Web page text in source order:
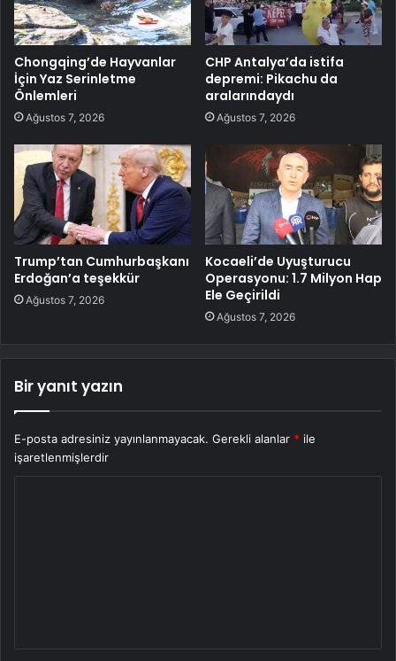
Chongqing’de Hayvanlar
İçin Yaz Serinletme
Önlemleri
Ağustos 7, 2026
CHP Antalya’da istifa
depremi: Pikachu da
aralarındaydı
Ağustos 7, 2026
Trump’tan Cumhurbaşkanı
Erdoğan’a teşekkür
Ağustos 7, 2026
Kocaeli’de Uyuşturucu
Operasyonu: 1.7 Milyon Hap
Ele Geçirildi
Ağustos 7, 2026
Bir yanıt yazın
E-posta adresiniz yayınlanmayacak. Gerekli alanlar * ile
işaretlenmişlerdir